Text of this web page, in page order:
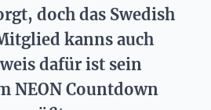
doch das Swedish
kanns auch
dafür ist sein
NEON Countdown